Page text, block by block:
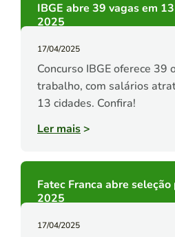
IBGE abre 39 vagas em
2025
17/04/2025
Concurso IBGE oferece 39
trabalho, com salários
13 cidades. Confira!
Ler mais>
Fatec Franca abre
2025
17/04/2025